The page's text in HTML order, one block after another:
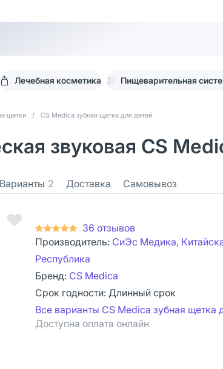
Лечебная косметика Пищеварительная
щетки / CS Medica зубная щетка для детей
звуковая CS
Варианты 2 Доставка Самовывоз
36 отзывов
Производитель: СиЭс Медика,
Республика
Бренд: CS Medica
Срок годности: Длинный срок
Все варианты CS Medica зубная щетка
Доступна оплата онлайн